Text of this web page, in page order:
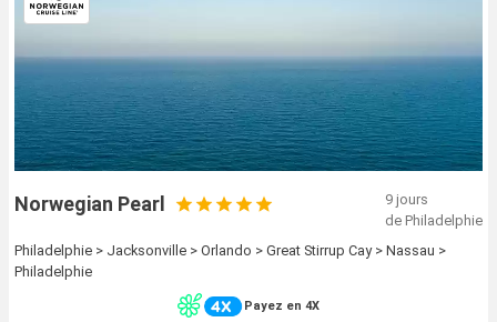
Norwegian Pearl
9 jours
de Philadelphie
Philadelphie > Jacksonville > Orlando > Great Stirrup Cay > Nassau >
Philadelphie
Payez en 4X